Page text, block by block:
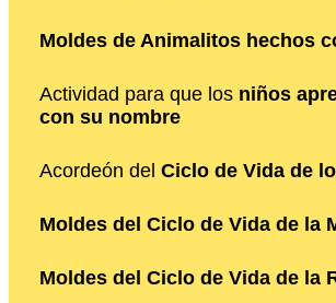
Moldes de Animalitos hechos
Actividad para que los niños
con su nombre
Acordeón del Ciclo de Vida de
Moldes del Ciclo de Vida de la
Moldes del Ciclo de Vida de la